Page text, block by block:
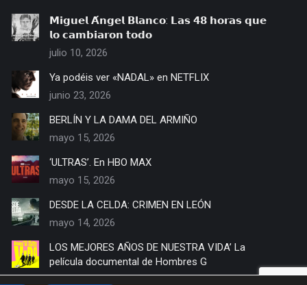
𝗠𝗶𝗴𝘂𝗲𝗹 𝗔́𝗻𝗴𝗲𝗹 𝗕𝗹𝗮𝗻𝗰𝗼: 𝗟𝗮𝘀 𝟰𝟴 𝗵𝗼𝗿𝗮𝘀 𝗾𝘂𝗲
𝗹𝗼 𝗰𝗮𝗺𝗯𝗶𝗮𝗿𝗼𝗻 𝘁𝗼𝗱𝗼
julio 10, 2026
Ya podéis ver «NADAL» en NETFLIX
junio 23, 2026
BERLÍN Y LA DAMA DEL ARMIÑO
mayo 15, 2026
‘ULTRAS’. En HBO MAX
mayo 15, 2026
DESDE LA CELDA: CRIMEN EN LEÓN
mayo 14, 2026
LOS MEJORES AÑOS DE NUESTRA VIDA’ La
película documental de Hombres G
mayo 13, 2026